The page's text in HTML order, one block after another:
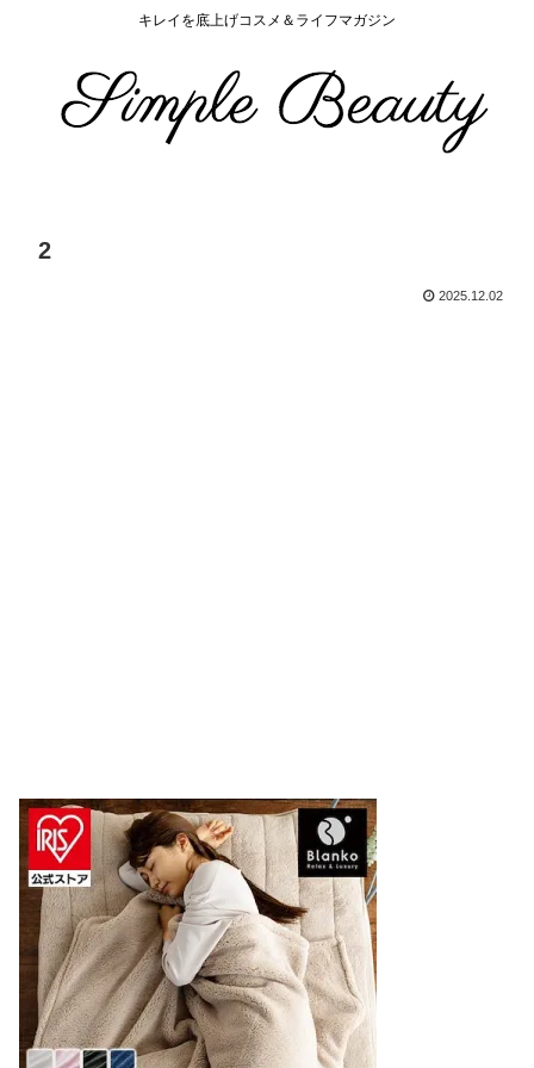
キレイを底上げコスメ＆ライフマガジン
2
2025.12.02